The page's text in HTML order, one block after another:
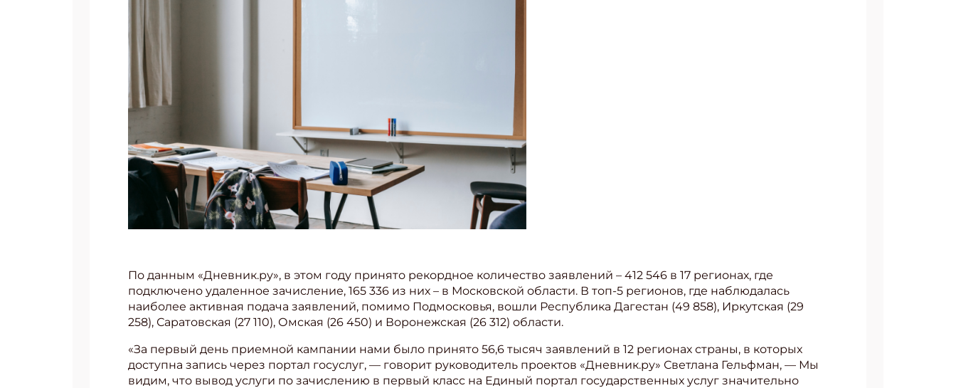
По данным «Дневник.ру», в этом году принято рекордное количество заявлений – 412 546 в 17 регионах, где
подключено удаленное зачисление, 165 336 из них – в Московской области. В топ-5 регионов, где наблюдалась
наиболее активная подача заявлений, помимо Подмосковья, вошли Республика Дагестан (49 858), Иркутская (29
258), Саратовская (27 110), Омская (26 450) и Воронежская (26 312) области.
«За первый день приемной кампании нами было принято 56,6 тысяч заявлений в 12 регионах страны, в которых
доступна запись через портал госуслуг, — говорит руководитель проектов «Дневник.ру» Светлана Гельфман, — Мы
видим, что вывод услуги по зачислению в первый класс на Единый портал государственных услуг значительно